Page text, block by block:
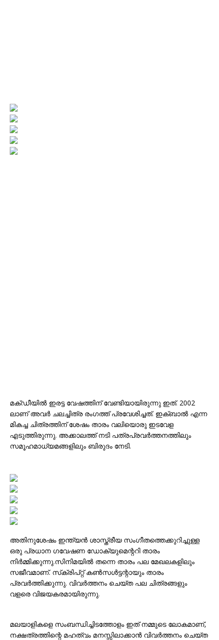
മക്ഡീയിൽ ഇരട്ട വേഷത്തിന് വേണ്ടിയായിരുന്നു ഇത്. 2002
ലാണ് അവർ ചലച്ചിത്ര രംഗത്ത് പ്രവേശിച്ചത്. ഇക്ബാൽ എന്ന
മികച്ച ചിത്രത്തിന് ശേഷം താരം വലിയൊരു ഇടവേള
എടുത്തിരുന്നു. അക്കാലത്ത് നടി പത്രപ്രവർത്തനത്തിലും
സമൂഹമാധ്യമങ്ങളിലും ബിരുദം നേടി.
അതിനുശേഷം ഇന്ത്യൻ ശാസ്ത്രീയ സംഗീതത്തെക്കുറിച്ചുള്ള
ഒരു പ്രധാന ഗവേഷണ ഡോക്യുമെന്ററി താരം
നിർമ്മിക്കുന്നു.സിനിമയിൽ തന്നെ താരം പല മേഖലകളിലും
സജീവമാണ്. സ്‌ക്രിപ്റ്റ് കൺസൾട്ടന്റായും താരം
പ്രവർത്തിക്കുന്നു. വിവർത്തനം ചെയ്ത പല ചിത്രങ്ങളും
വളരെ വിജയകരമായിരുന്നു.
മലയാളികളെ സംബന്ധിച്ചിടത്തോളം ഇത് നമ്മുടെ ലോകമാണ്,
നക്ഷത്രത്തിന്റെ മഹത്വം മനസ്സിലാക്കാൻ വിവർത്തനം ചെയ്ത